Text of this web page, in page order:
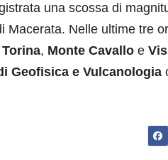
una scossa di
Macerata. Nelle ultime tre
, Monte Cavallo e
Geofisica e Vulcanologia